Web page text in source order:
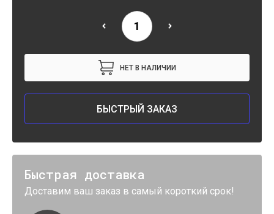
НЕТ В НАЛИЧИИ
БЫСТРЫЙ ЗАКАЗ
Быстрая доставка
Доставим ваш заказ в самый короткий срок!